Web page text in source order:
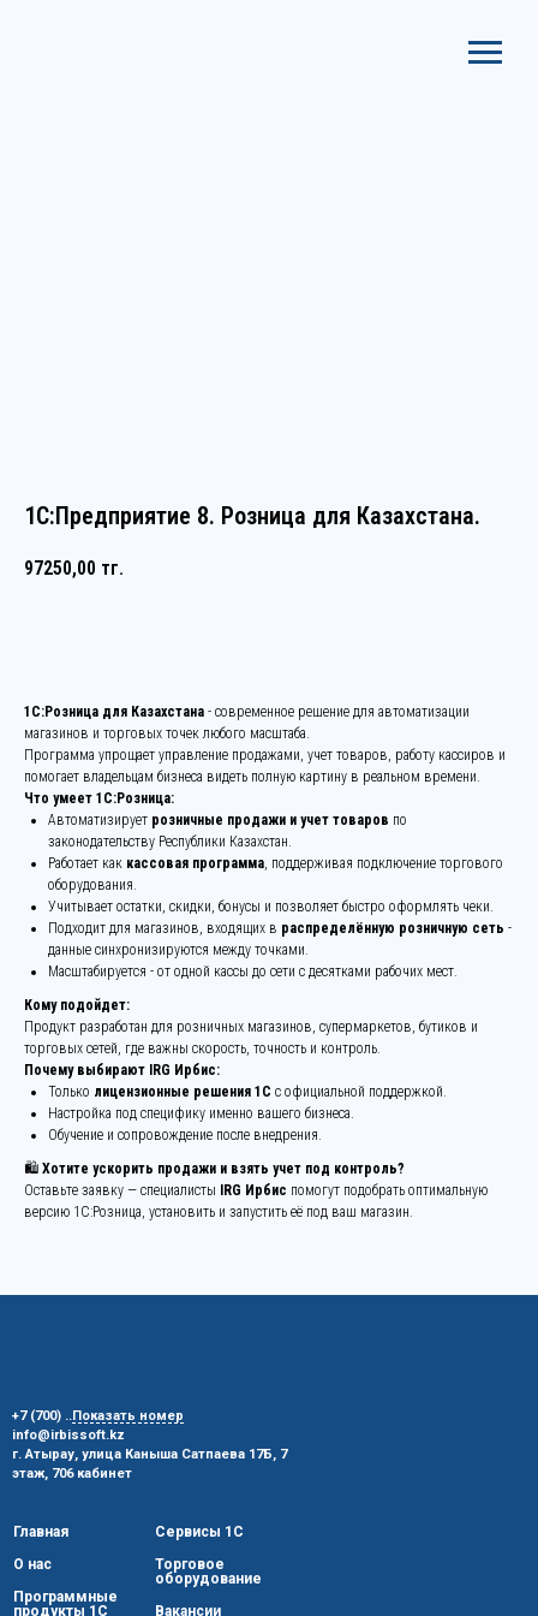
1С:Предприятие 8. Розница для Казахстана.
97250,00 тг.
1С:Розница для Казахстана - современное решение для автоматизации
магазинов и торговых точек любого масштаба.
Программа упрощает управление продажами, учет товаров, работу кассиров и
помогает владельцам бизнеса видеть полную картину в реальном времени.
Что умеет 1С:Розница:
Автоматизирует розничные продажи и учет товаров по
законодательству Республики Казахстан.
Работает как кассовая программа, поддерживая подключение торгового
оборудования.
Учитывает остатки, скидки, бонусы и позволяет быстро оформлять чеки.
Подходит для магазинов, входящих в распределённую розничную сеть -
данные синхронизируются между точками.
Масштабируется - от одной кассы до сети с десятками рабочих мест.
Кому подойдет:
Продукт разработан для розничных магазинов, супермаркетов, бутиков и
торговых сетей, где важны скорость, точность и контроль.
Почему выбирают IRG Ирбис:
Только лицензионные решения 1С с официальной поддержкой.
Настройка под специфику именно вашего бизнеса.
Обучение и сопровождение после внедрения.
🛍 Хотите ускорить продажи и взять учет под контроль?
Оставьте заявку — специалисты
IRG Ирбис помогут подобрать оптимальную
версию 1С:Розница, установить и запустить её под ваш магазин.
+7 (700) ..Показать номер
info@irbissoft.kz
г. Атырау, улица Каныша Сатпаева 17Б, 7
этаж, 706 кабинет
Вакансии
Главная
Программные
продукты 1С
О нас
Торговое
оборудование
Сервисы 1С